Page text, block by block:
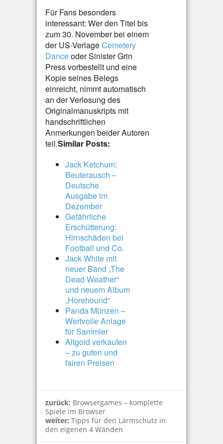
Für Fans besonders
interessant: Wer den Titel bis
zum 30. November bei einem
der US-VerlageCemetery
Danceoder Sinister Grin
Press vorbestellt und eine
Kopie seines Belegs
einreicht, nimmt automatisch
an der Verlosung des
Originalmanuskripts mit
handschriftlichen
Anmerkungen beider Autoren
teil.Similar Posts:
Jack Ketchum:
Beuterausch –
Deutsche
Ausgabe im
Dezember
Gefährliche
Erschütterung:
Hirnschäden bei
Football und Co.
Jack White mit
neuer Band „The
Dead Weather“
und neuem Album
„Horehound“
Panda Münzen –
Wertvolle Anlage
für Sammler
Altgold verkaufen
– zu guten und
fairen Preisen
zurück: Browsergames – komplette
Spiele im Browser
weiter: Tipps für den Lärmschutz in
den eigenen 4 Wänden